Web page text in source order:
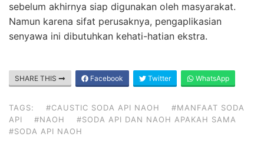
sebelum akhirnya siap digunakan oleh masyarakat.
Namun karena sifat perusaknya, pengaplikasian
senyawa ini dibutuhkan kehati-hatian ekstra.
SHARE THIS Facebook Twitter WhatsApp
TAGS: #CAUSTIC SODA API NAOH
#MANFAAT SODA
API
#NAOH
#SODA API DAN NAOH APAKAH SAMA
#SODA API NAOH